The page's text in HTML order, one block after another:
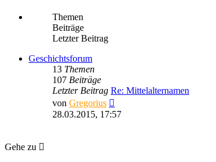
Themen
Beiträge
Letzter Beitrag
Geschichtsforum
13 Themen
107 Beiträge
Letzter Beitrag Re: Mittelalternamen
von Gregorius
Beitrag
28.03.2015, 17:57
Gehe zu